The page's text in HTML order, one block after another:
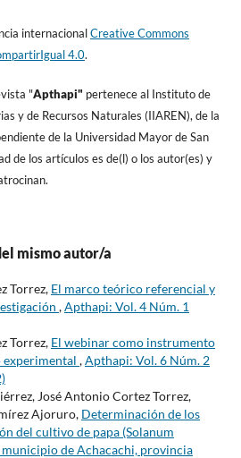
internacionalCreative Commons
4.0.
"Apthapi" pertenece al Instituto de
y de Recursos Naturales (IIAREN), de la
de la Universidad Mayor de San
de los artí­culos es de(l) o los autor(es) y
mismo autor/a
Torrez, El marco teórico referencial y
,Apthapi: Vol. 4 Núm. 1
Torrez, El webinar como instrumento
experimental ,Apthapi: Vol. 6 Núm. 2
José Antonio Cortez Torrez,
Ajoruro, Determinación de los
del cultivo de papa (Solanum
municipio de Achacachi, provincia